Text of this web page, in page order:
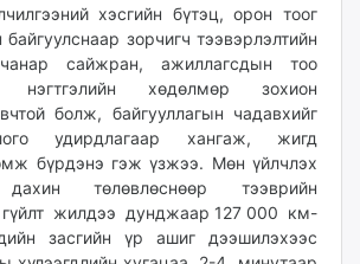
хэсгийн бүтэц, орон тоог
зорчигч тээвэрлэлтийн
чанар сайжран, ажиллагсдын тоо
нэгтгэлийн хөдөлмөр зохион
болж, байгууллагын чадавхийг
удирдлагаар хангаж, жигд
бүрдэнэ гэж үзжээ. Мөн үйлчлэх
дахин төлөвлөснөөр тээврийн
гүйлт жилдээ дунджаар 127 000 км-
засгийн үр ашиг дээшилэхээс